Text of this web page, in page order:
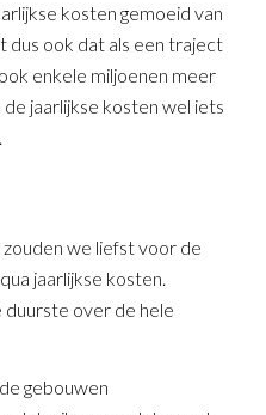
kosten gemoeid van
ook dat als een traject
enkele miljoenen meer
jaarlijkse kosten wel iets
we liefst voor de
jaarlijkse kosten.
duurste over de hele
gebouwen